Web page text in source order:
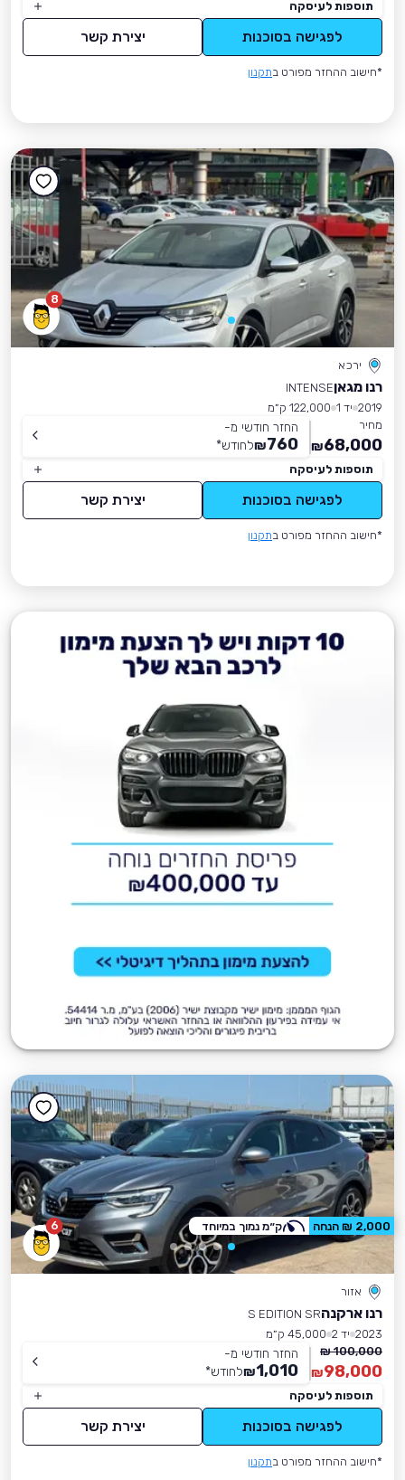
תוספות לעיסקה
לפגישה בסוכנות יצירת קשר
*חישוב ההחזר מפורט בתקנון
8
ירכא
רנו מגאןINTENSE
2019 יד 1
122,000 ק״מ
מחיר
68,000
₪
החזר חודשי מ-
760
₪לחודש*
תוספות לעיסקה
לפגישה בסוכנות יצירת קשר
*חישוב ההחזר מפורט בתקנון
6
אזור
רנו ארקנהS EDITION SR
2023 יד 2
45,000 ק״מ
100,000 ₪
98,000
₪
החזר חודשי מ-
1,010
₪לחודש*
תוספות לעיסקה
לפגישה בסוכנות יצירת קשר
*חישוב ההחזר מפורט בתקנון
2,000 ₪ הנחה ק״מ נמוך במיוחד